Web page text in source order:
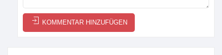
KOMMENTAR HINZUFÜGEN